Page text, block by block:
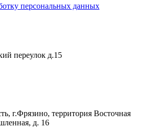
персональных данных
переулок д.15
г.Фрязино, территория Восточная
д. 16